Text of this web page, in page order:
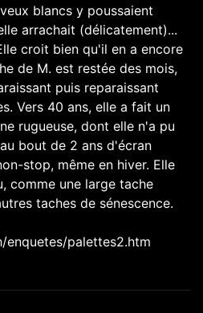
blancs y poussaient
arrachait (délicatement)...
croit bien qu'il en a encore
de M. est restée des mois,
puis reparaissant
Vers 40 ans, elle a fait un
rugueuse, dont elle n'a pu
bout de 2 ans d'écran
stop, même en hiver. Elle
comme une large tache
taches de sénescence.
palettes2.htm